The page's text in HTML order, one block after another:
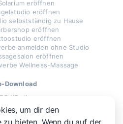
eröffnen
eröffnen
selbstständig zu Hause
eröffnen
eröffnen
anmelden ohne Studio
eröffnen
Wellness-Massage
Download
(iPad)
Androidum dir den